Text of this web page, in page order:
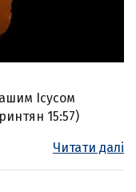
Ісусом
15:57)
Читати далі